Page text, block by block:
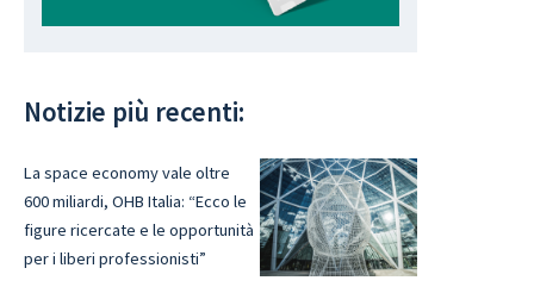
Notizie più recenti:
La space economy vale oltre
600 miliardi, OHB Italia: “Ecco le
figure ricercate e le opportunità
per i liberi professionisti”